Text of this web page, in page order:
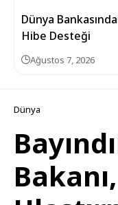
Dünya
Hibe Desteği
Ağustos 7, 2026
Dünya